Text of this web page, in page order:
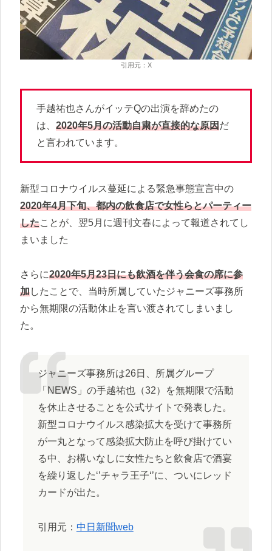
引用元：X
手越祐也さんがイッテQの出演を辞めたの
は、 2020年5月の活動自粛が直接的な原因だ
と言われています。
新型コロナウイルス蔓延による緊急事態宣言中の
2020年4月下旬、都内の飲食店で女性らとパーティー
したことが、翌5月に週刊文春によって報道されてし
まいました
さらに2020年5月23日にも飲酒を伴う会食の席に参
加したことで、当時所属していたジャニーズ事務所
から無期限の活動休止を言い渡されてしまいまし
た。
ジャニーズ事務所は26日、所属グループ
「NEWS」の手越祐也（32）を無期限で活動
を休止させることを公式サイトで発表した。
新型コロナウイルス感染拡大を受けて事務所
が一丸となって感染拡大防止を呼び掛けてい
る中、お構いなしに女性たちと飲食店で酒宴
を繰り返した‘’チャラ王子‘’に、ついにレッド
カードが出た。
引用元： 中日新聞web